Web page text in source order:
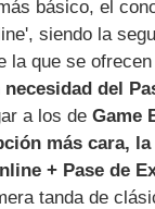
básico, el
siendo la
la que se
necesidad del
a los deGame
más cara,
+ Pase de
tanda de